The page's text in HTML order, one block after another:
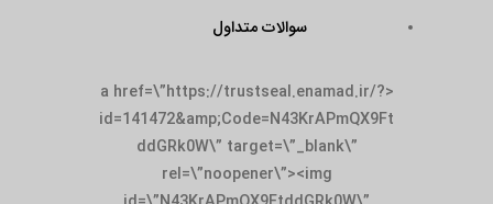
سوالات متداول
<a href=\”https://trustseal.enamad.ir/?
id=141472&amp;Code=N43KrAPmQX9Ft
ddGRk0W\” target=\”_blank\”
rel=\”noopener\”><img